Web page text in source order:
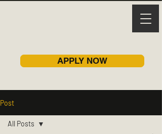
APPLY NOW
Post
All Posts